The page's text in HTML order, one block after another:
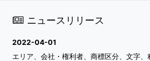
ニュースリリース
2022-04-01
エリア、会社・権利者、商標区分、文字